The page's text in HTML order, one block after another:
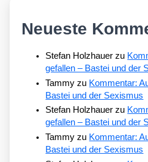
Neueste
Stefan Holzhauer zu
gefallen – Bastei und der
Tammy zu Kommentar:
Bastei und der Sexismus
Stefan Holzhauer zu
gefallen – Bastei und der
Tammy zu Kommentar:
Bastei und der Sexismus